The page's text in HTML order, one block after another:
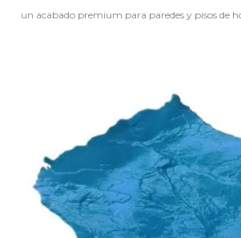
un acabado premium para paredes y pisos de